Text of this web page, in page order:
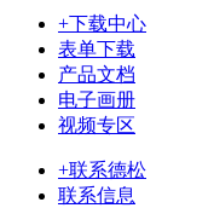
+下载中心
表单下载
产品文档
电子画册
视频专区
+联系德松
联系信息